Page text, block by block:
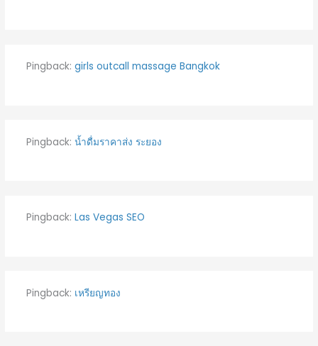
Pingback: girls outcall massage Bangkok
Pingback: น้ำดื่มราคาส่ง ระยอง
Pingback: Las Vegas SEO
Pingback: เหรียญทอง